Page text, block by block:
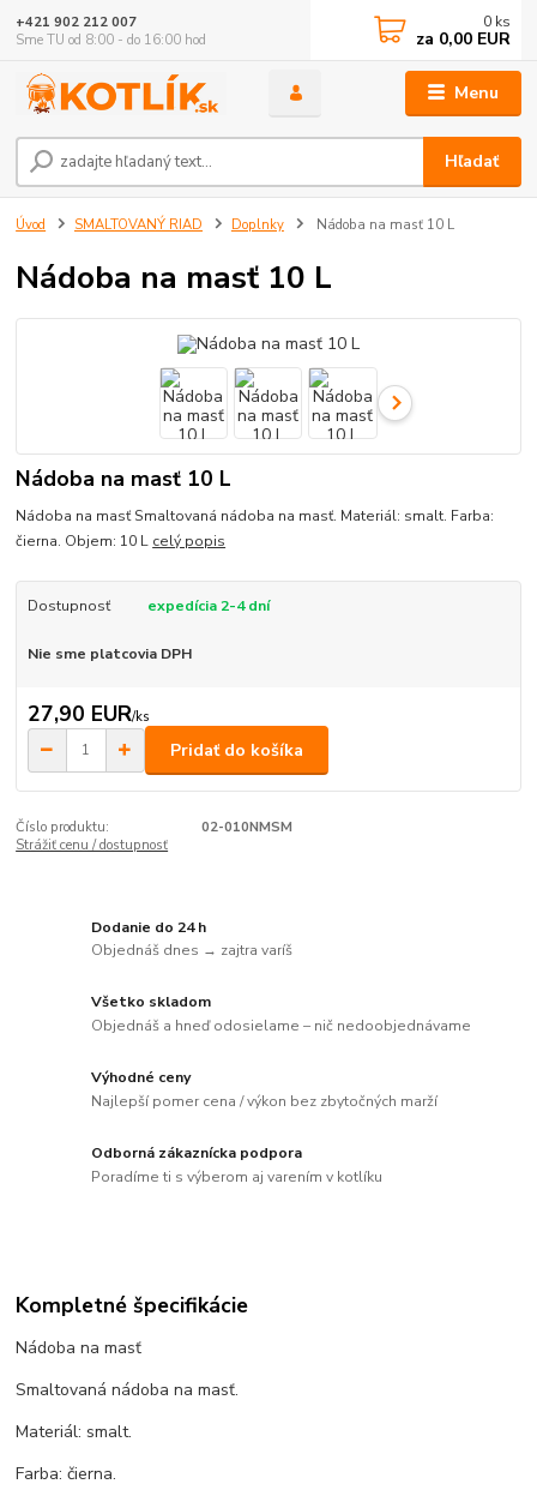
Menu
Hľadať
+421 902 212 007
Sme TU od 8:00 - do 16:00 hod
0 ks
za 0,00 EUR
Úvod SMALTOVANÝ RIAD Doplnky Nádoba na masť 10 L
Nádoba na masť 10 L
Nádoba na masť 10 L
Nádoba na masť Smaltovaná nádoba na masť. Materiál: smalt. Farba:
čierna. Objem: 10 L celý popis
Dostupnosť expedícia 2-4 dní
Nie sme platcovia DPH
27,90 EUR/ks
Pridať do košíka
Číslo produktu:
02-010NMSM
Strážiť cenu / dostupnosť
Dodanie do 24 h
Objednáš dnes → zajtra varíš
Všetko skladom
Objednáš a hneď odosielame – nič nedoobjednávame
Výhodné ceny
Najlepší pomer cena / výkon bez zbytočných marží
Odborná zákaznícka podpora
Poradíme ti s výberom aj varením v kotlíku
Kompletné špecifikácie
Nádoba na masť
Smaltovaná nádoba na masť.
Materiál: smalt.
Farba: čierna.